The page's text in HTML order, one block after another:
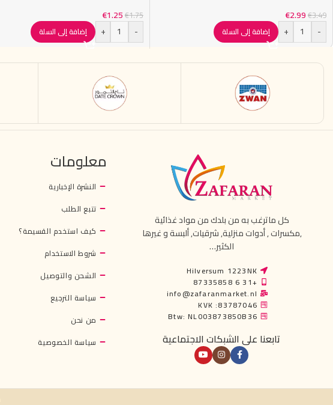
€3.49
€2.99
-
+ إضافة إلى السلة
€1.75
€1.25
-
+ إضافة إلى السلة
كل ماترغب به من بلدك من مواد غذائية
,مكسرات , أدوات منزلية, شرقيات, ألبسة و غيرها
الكثير…
Hilversum 1223NK
+31 6 87335858
info@zafaranmarket.nl
KVK :83787046
Btw: NL003873850B36
تابعنا على الشبكات الاجتماعية
معلومات
النشرة الإخبارية
تتبع الطلب
كيف استخدم القسيمة؟
شروط الاستخدام
الشحن والتوصيل
سياسة الترجيع
من نحن
سياسة الخصوصية